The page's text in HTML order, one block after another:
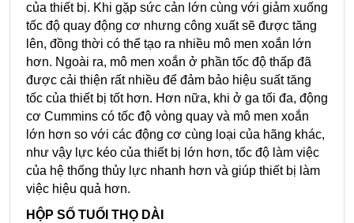
của thiết bị. Khi gặp sức cản lớn cùng với giảm xuống
tốc độ quay động cơ nhưng công xuất sẽ được tăng
lên, đồng thời có thể tạo ra nhiều mô men xoắn lớn
hơn. Ngoài ra, mô men xoắn ở phần tốc độ thấp đã
được cải thiện rất nhiều để đảm bảo hiệu suất tăng
tốc của thiết bị tốt hơn. Hơn nữa, khi ở ga tối đa, động
cơ Cummins có tốc độ vòng quay và mô men xoắn
lớn hơn so với các động cơ cùng loại của hãng khác,
như vậy lực kéo của thiết bị lớn hơn, tốc độ làm việc
của hệ thống thủy lực nhanh hơn và giúp thiết bị làm
việc hiệu quả hơn.
HỘP SỐ TUỔI THỌ DÀI